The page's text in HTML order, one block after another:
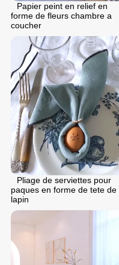
Papier peint en relief en
forme de fleurs chambre a
coucher
Pliage de serviettes pour
paques en forme de tete de
lapin